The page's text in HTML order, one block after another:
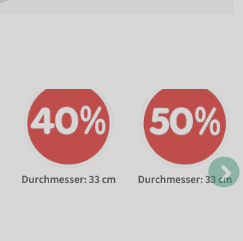
Durchmesser: 33 cm Durchmesser: 33 cm